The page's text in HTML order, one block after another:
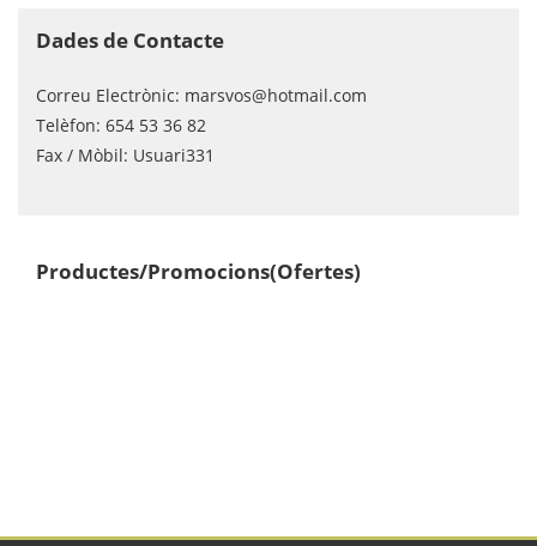
Dades de Contacte
Correu Electrònic: marsvos@hotmail.com
Telèfon: 654 53 36 82
Fax / Mòbil: Usuari331
Productes/Promocions(Ofertes)